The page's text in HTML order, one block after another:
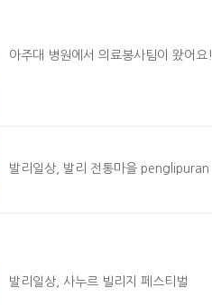
아주대 병원에서 의료봉사팀이 왔어요!
발리일상, 발리 전통마을 penglipuran
발리일상, 사누르 빌리지 페스티벌